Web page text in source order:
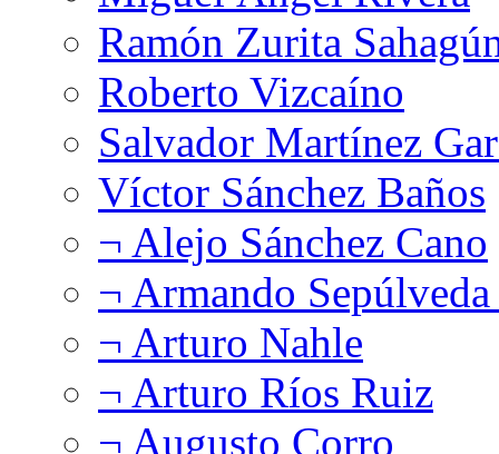
Ramón Zurita
Roberto Vizcaíno
Salvador Martínez
Víctor Sánchez Baños
¬ Alejo Sánchez Cano
¬ Armando
¬ Arturo Nahle
¬ Arturo Ríos Ruiz
¬ Augusto Corro